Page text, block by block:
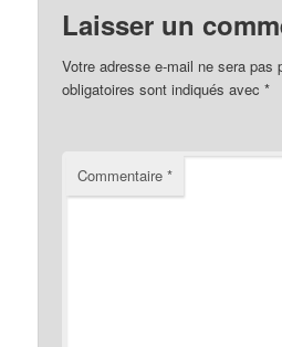
Laisser un
Votre adresse e-mail ne sera pas
obligatoires sont indiqués avec*
Commentaire*